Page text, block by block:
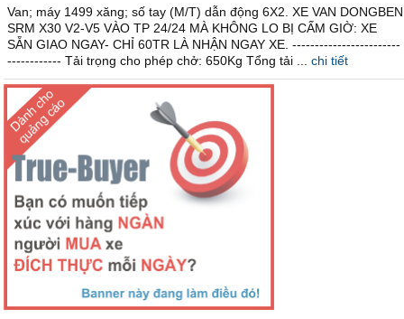
Van; máy 1499 xăng; số tay (M/T) dẫn động 6X2. XE VAN DONGBEN
SRM X30 V2-V5 VÀO TP 24/24 MÀ KHÔNG LO BỊ CẤM GIỜ: XE
SẴN GIAO NGAY- CHỈ 60TR LÀ NHẬN NGAY XE. ------------------------
------------ Tải trọng cho phép chở: 650Kg Tổng tải ...
chi tiết